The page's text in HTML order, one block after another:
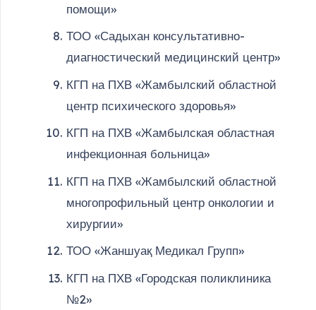
помощи»
ТОО «Садыхан консультативно-
диагностический медицинский центр»
КГП на ПХВ «Жамбылский областной
центр психического здоровья»
КГП на ПХВ «Жамбылская областная
инфекционная больница»
КГП на ПХВ «Жамбылский областной
многопрофильный центр онкологии и
хирургии»
ТОО «Жаншуақ Медикал Групп»
КГП на ПХВ «Городская поликлиника
№2»